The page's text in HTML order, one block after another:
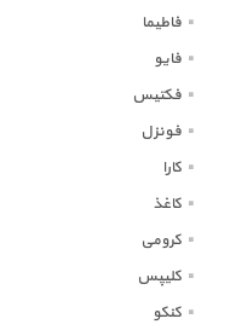
فاطیما
فایو
فکتیس
فونزل
کارا
کاغذ
کرومی
کلیپس
کنکو